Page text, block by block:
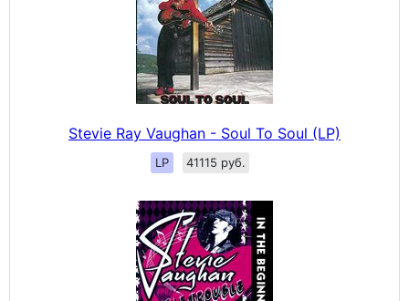
Stevie Ray Vaughan - Soul To Soul (LP)
LP 41115 руб.